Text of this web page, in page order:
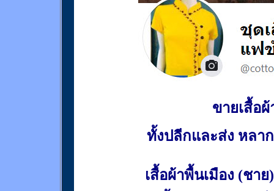
ขายเสื้อผ้
ทั้งปลีกและส่ง หลา
เสื้อผ้าพื้นเมือง (ชาย)